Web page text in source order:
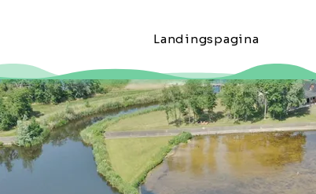
Landingspagina